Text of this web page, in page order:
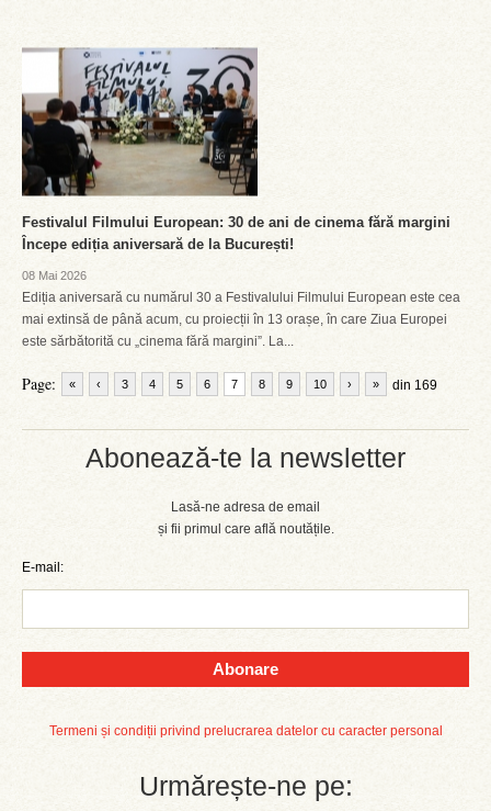
Abonează-te la newsletter
Lasă-ne adresa de email
și fii primul care află noutățile.
E-mail:
Abonare
Termeni și condiții privind prelucrarea datelor cu caracter personal
Urmărește-ne pe:
Festivalul Filmului European: 30 de ani de cinema fără margini
Începe ediția aniversară de la București!
08 Mai 2026
Ediția aniversară cu numărul 30 a Festivalului Filmului European este cea
mai extinsă de până acum, cu proiecții în 13 orașe, în care Ziua Europei
este sărbătorită cu „cinema fără margini”. La...
Page: « ‹ 3 4 5 6 7 8 9 10 din 169
› »